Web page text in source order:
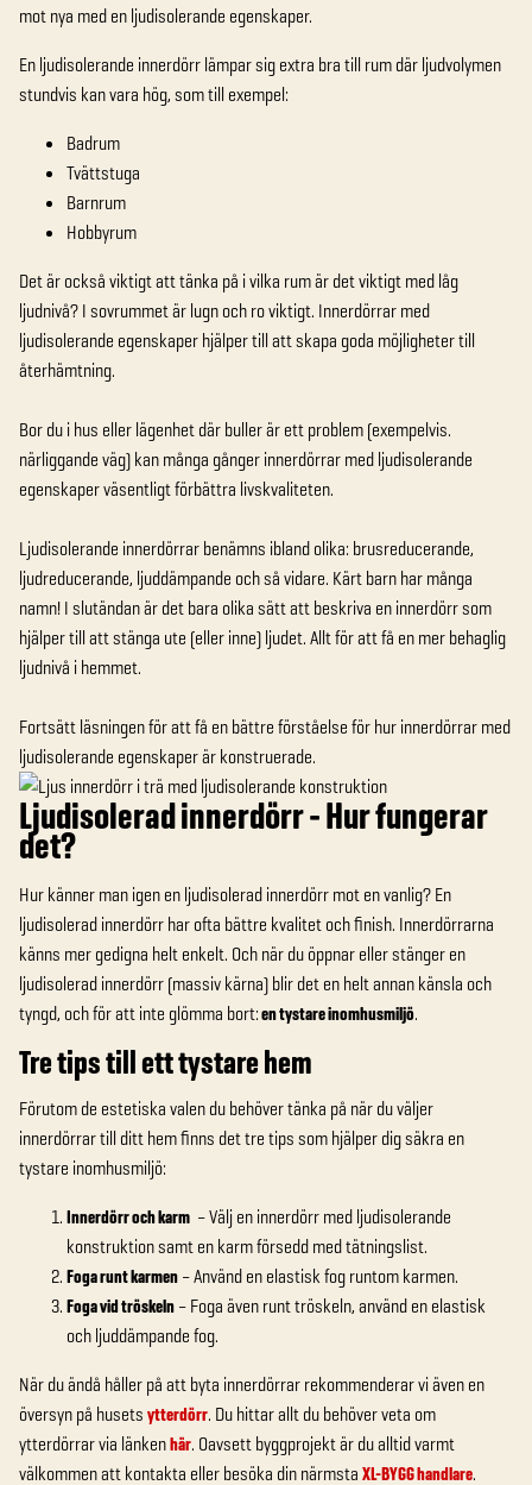
mot nya med en ljudisolerande egenskaper.
En ljudisolerande innerdörr lämpar sig extra bra tillrum där ljudvolymen
stundvis kan vara hög, som till exempel:
Badrum
Tvättstuga
Barnrum
Hobbyrum
Det är också viktigt att tänka på i vilka rum är det viktigt med låg
ljudnivå? I sovrummet är lugn och ro viktigt. Innerdörrar med
ljudisolerande egenskaper hjälper till att skapa goda möjligheter till
återhämtning.
Bor du i hus eller lägenhet där buller är ett problem (exempelvis.
närliggande väg)kan många gånger innerdörrar med ljudisolerande
egenskaper väsentligt förbättra livskvaliteten.
Ljudisolerande innerdörrar benämns ibland olika: brusreducerande,
ljudreducerande, ljuddämpande och så vidare. Kärt barn har många
namn! I slutändan är det bara olika sätt att beskriva en innerdörr som
hjälper till att stänga ute (eller inne) ljudet. Allt för att få en mer behaglig
ljudnivå i hemmet.
Fortsätt läsningen för att få en bättre förståelse för hur innerdörrar med
ljudisolerande egenskaper är konstruerade.
Ljudisolerad innerdörr - Hur fungerar
det?
Hur känner man igen en ljudisolerad innerdörr mot en vanlig?En
ljudisolerad innerdörr har ofta bättre kvalitet och finish. Innerdörrarna
känns mer gedigna helt enkelt. Och när du öppnar eller stänger en
ljudisolerad innerdörr (massiv kärna) blir det en helt annan känsla och
tyngd, och för att inte glömma bort:en tystare inomhusmiljö.
Tre tips till ett tystare hem
Förutom de estetiska valen du behöver tänka på när du väljer
innerdörrar till ditt hem finns det tre tips som hjälper dig säkra en
tystare inomhusmiljö:
Innerdörr och karm – Välj en innerdörr med ljudisolerande
konstruktion samt en karm försedd med tätningslist.
Foga runt karmen– Använd en elastisk fog runtom karmen.
Foga vid tröskeln– Foga även runt tröskeln, använd en elastisk
och ljuddämpande fog.
När du ändå håller på att byta innerdörrar rekommenderar vi även en
översyn på husetsytterdörr. Du hittar allt du behöver veta om
ytterdörrar via länkenhär. Oavsett byggprojekt är du alltid varmt
välkommen att kontakta eller besöka din närmstaXL-BYGG handlare.